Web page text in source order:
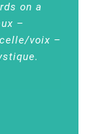
on a
–
voix –